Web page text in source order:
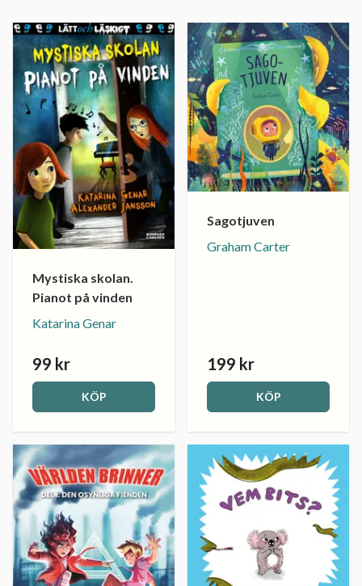
Mystiska skolan.
Pianot på vinden
Katarina Genar
99 kr
KÖP
Sagotjuven
Graham Carter
199 kr
KÖP